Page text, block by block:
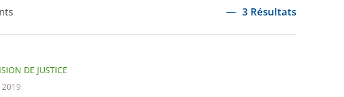
3 Résultats
DE JUSTICE